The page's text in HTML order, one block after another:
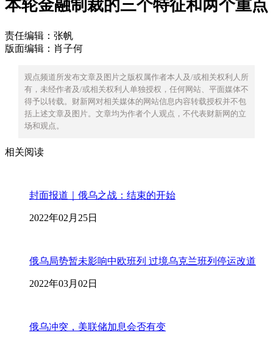
本轮金融制裁的三个特征和两个重点
责任编辑：张帆
版面编辑：肖子何
观点频道所发布文章及图片之版权属作者本人及/或相关权利人所
有，未经作者及/或相关权利人单独授权，任何网站、平面媒体不
得予以转载。财新网对相关媒体的网站信息内容转载授权并不包
括上述文章及图片。文章均为作者个人观点，不代表财新网的立
场和观点。
相关阅读
封面报道｜俄乌之战：结束的开始
2022年02月25日
俄乌局势暂未影响中欧班列 过境乌克兰班列停运改道
2022年03月02日
俄乌冲突，美联储加息会否有变